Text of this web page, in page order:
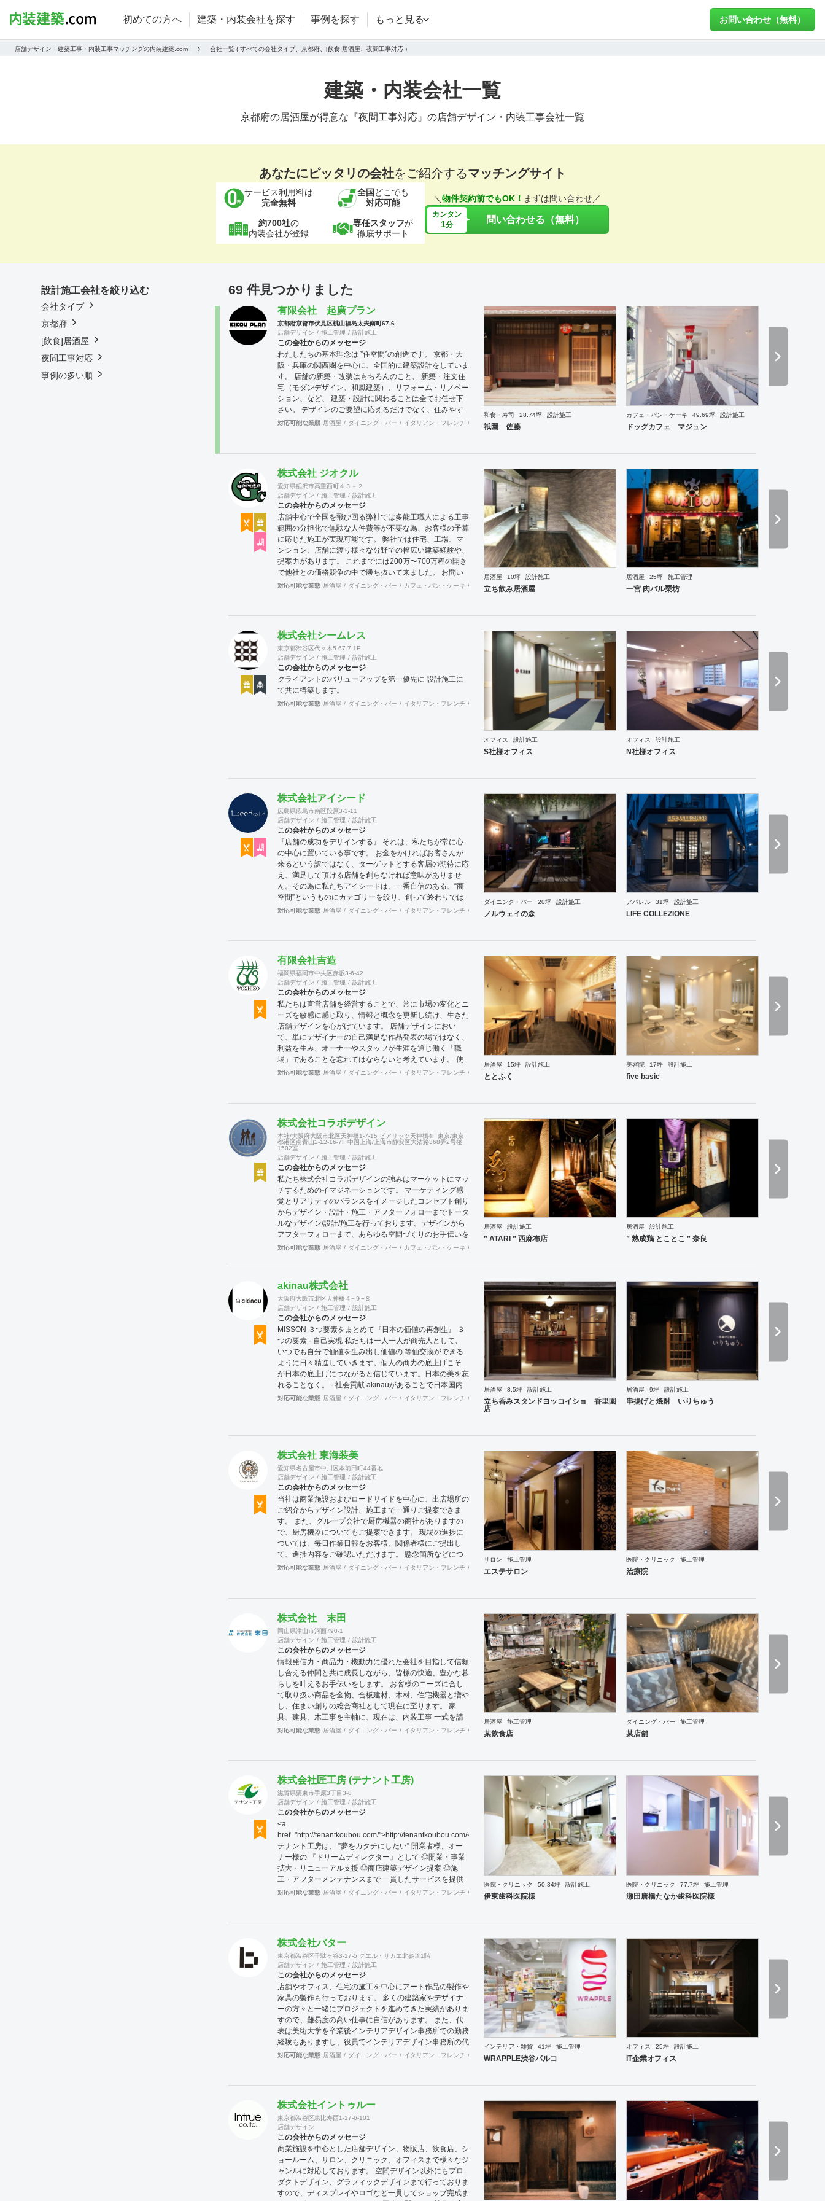
初めての方へ 建築・内装会社を探す 事例を探す もっと見る お問い合わせ（無料）
店舗デザイン・建築工事・内装工事マッチングの内装建築.com 会社一覧 ( すべての会社タイプ、京都府、[飲食]居酒屋、夜間工事対応 )
建築・内装会社一覧
京都府の居酒屋が得意な『夜間工事対応』の店舗デザイン・内装工事会社一覧
あなたにピッタリの会社をご紹介するマッチングサイト
サービス利用料は
完全無料
全国 どこでも
対応可能
約700社の
内装会社が登録
専任スタッフが
徹底サポート
＼ 物件契約前でもOK！ まずは問い合わせ／
カンタン
1分 問い合わせる（無料）
69 件見つかりました
有限会社 起廣プラン
京都府京都市伏見区桃山福島太夫南町67-6
店舗デザイン
施工管理 設計施工
この会社からのメッセージ
わたしたちの基本理念は ”住空間”の創造です。 京都・大
阪・兵庫の関西圏を中心に、全国的に建築設計をしていま
す。 店舗の新築・改装はもちろんのこと、 新築・注文住
宅（モダンデザイン、和風建築）、リフォーム・リノベー
ション、など、 建築・設計に関わることは全てお任せ下
さい。 デザインのご要望に応えるだけでなく、住みやす
さやコストも最大限こだわってご提案させて頂きます。
対応可能な業態 居酒屋 ダイニング・バー イタリアン・フレンチ カフェ・パン・ケーキ 和食・寿司 その他 美容院
和食・寿司 28.74坪 設計施工
祇園 佐藤
カフェ・パン・ケーキ 49.69坪 設計施工
ドッグカフェ マジュン
株式会社 ジオクル
愛知県稲沢市高重西町４３－２
店舗デザイン
施工管理 設計施工
この会社からのメッセージ
店舗中心で全国を飛び回る弊社では多能工職人による工事
範囲の分担化で無駄な人件費等が不要な為、お客様の予算
に応じた施工が実現可能です。 弊社では住宅、工場、マ
ンション、店舗に渡り様々な分野での幅広い建築経験や、
提案力があります。 これまでには200万〜700万程の開き
で他社との価格競争の中で勝ち抜いて来ました。 お問い
合わせは メール（tenperhide31@icloud.com）からも承
対応可能な業態 居酒屋 ダイニング・バー カフェ・パン・ケーキ 和食・寿司 焼肉・中華料理・韓国料理 イベントブース・ショールーム
居酒屋 10坪 設計施工
立ち飲み居酒屋
居酒屋 25坪 施工管理
一宮 肉バル栗坊
株式会社シームレス
東京都渋谷区代々木5-67-7 1F
店舗デザイン
施工管理 設計施工
この会社からのメッセージ
クライアントのバリューアップを第一優先に 設計施工に
て共に構築します。
対応可能な業態 居酒屋 ダイニング・バー イタリアン・フレンチ カフェ・パン・ケーキ ラーメン・そば・うどん 焼肉・中華料理・韓国料理 その他 オフィス
オフィス 設計施工
S社様オフィス
オフィス 設計施工
N社様オフィス
株式会社アイシード
広島県広島市南区段原3-3-11
店舗デザイン
施工管理 設計施工
この会社からのメッセージ
『店舗の成功をデザインする』 それは、私たちが常に心
の中心に置いている事です。 お金をかければお客さんが
来るという訳ではなく、ターゲットとする客層の期待に応
え、満足して頂ける店舗を創らなければ意味がありませ
ん。その為に私たちアイシードは、一番自信のある、“商
空間”というものにカテゴリーを絞り、創って終わりでは
なく、５年先、10年先を見据えながら、お客様のサクセ
対応可能な業態 居酒屋 ダイニング・バー イタリアン・フレンチ カフェ・パン・ケーキ 和食・寿司 焼肉・中華料理・韓国料理
ダイニング・バー 20坪 設計施工
ノルウェイの森
アパレル 31坪 設計施工
LIFE COLLEZIONE
有限会社吉造
福岡県福岡市中央区赤坂3-6-42
店舗デザイン
施工管理 設計施工
この会社からのメッセージ
私たちは直営店舗を経営することで、常に市場の変化とニ
ーズを敏感に感じ取り、情報と概念を更新し続け、生きた
店舗デザインを心がけています。 店舗デザインにおい
て、単にデザイナーの自己満足な作品発表の場ではなく、
利益を生み、オーナーやスタッフが生涯を通じ働く「職
場」であることを忘れてはならないと考えています。 使
いやすく、そして居心地がよく、時代の流れに左右されな
業をそなえており、テナント・出店地選びや資金調達から
ご相談ください。
対応可能な業態 居酒屋 ダイニング・バー イタリアン・フレンチ カフェ・パン・ケーキ 和食・寿司 焼肉・中華料理・韓国料理
居酒屋 15坪 設計施工
ととふく
美容院 17坪 設計施工
five basic
株式会社コラボデザイン
本社/大阪府大阪市北区天神橋1-7-15 ビアリッツ天神橋4F 東京/東京
都港区南青山2-12-16-7F 中国上海/上海市静安区大沽路368弄2号楼
1502室
店舗デザイン
施工管理 設計施工
この会社からのメッセージ
私たち株式会社コラボデザインの強みはマーケットにマッ
チするためのイマジネーションです。 マーケティング感
覚とリアリティのバランスをイメージしたコンセプト創り
からデザイン・設計・施工・アフターフォローまでトータ
ルなデザイン/設計/施工を行っております。デザインから
アフターフォローまで、あらゆる空間づくりのお手伝いを
全国規模で実施できます。上海にもオフィスがございます
対応可能な業態 居酒屋 ダイニング・バー カフェ・パン・ケーキ
居酒屋 設計施工
” ATARI ” 西麻布店
居酒屋 設計施工
” 熟成鶏 とことこ ” 奈良
akinau株式会社
大阪府大阪市北区天神橋４−９−８
店舗デザイン
施工管理 設計施工
この会社からのメッセージ
MISSON ３つ要素をまとめて『日本の価値の再創生』 ３
つの要素 · 自己実現 私たちは一人一人が商売人として、
いつでも自分で価値を生み出し価値の 等価交換ができる
ように日々精進していきます。個人の商力の底上げこそ
が日本の底上げにつながると信じています。日本の美を忘
れることなく。 · 社会貢献 akinauがあることで日本国内
の価値を拡充します。そして世界に誇れる 国として日本
並行して売り上げも追求します。理由は自社だけでなくそ
れに関係する 全ての会社や人々にも売り上げをつくるこ
とでお金というものをめぐる ように行動します。 社会に
たくされた使命 今の日本は世界的にも元気がない。これ
は自分本意に人生をまっとうできない人たちが多く存在す
るからであると想像できる。今社会で必要とされる人材、
主体性をもって自身の考えで行動できる。夢を大きく持っ
て日々の鍛錬を怠らない。人を育て明るい未来の日本をつ
くりだす。 VISSON 『商うをおもしろく。』 誰に? 自分
のもっている素質、他にはできないこと、その本質をみつ
気づいていないあなたに送る。 何を? 誰しもその人しか
にできるのだから。 どうやって? akinauは人生100年100
事業を掲げて100年続くような商いを生み出し続けてい
く。そのヒントは社内だけではなく関係する全ての人と考
えて創り出す。そのためにakinautalkなど会話のなかから
発生するおもしろアイデアを尊重し、実行しつづけてい
く。 コンセプト ビジョンと顧客が身近に感じれるよう
に
対応可能な業態 居酒屋 ダイニング・バー イタリアン・フレンチ カフェ・パン・ケーキ ラーメン・そば・うどん 和食・寿司 焼肉・中華料理・韓国料理
居酒屋 8.5坪 設計施工
立ち呑みスタンドヨッコイショ 香里園
店
居酒屋 9坪 設計施工
串揚げと焼酎 いりちゅう
株式会社 東海装美
愛知県名古屋市中川区本前田町44番地
店舗デザイン
施工管理 設計施工
この会社からのメッセージ
当社は商業施設およびロードサイドを中心に、出店場所の
ご紹介からデザイン設計、施工まで一通りご提案できま
す。 また、グループ会社で厨房機器の商社がありますの
で、厨房機器についてもご提案できます。 現場の進捗に
ついては、毎日作業日報をお客様、関係者様にご提出し
て、進捗内容をご確認いただけます。 懸念箇所などにつ
いてもスピーディーに確認、修正できます。 店舗内装の
リースなど何でもご相談ください。
対応可能な業態 居酒屋 ダイニング・バー イタリアン・フレンチ カフェ・パン・ケーキ 和食・寿司
サロン 施工管理
エステサロン
医院・クリニック 施工管理
治療院
株式会社 末田
岡山県津山市河面790-1
店舗デザイン
施工管理 設計施工
この会社からのメッセージ
情報発信力・商品力・機動力に優れた会社を目指して信頼
し合える仲間と共に成長しながら、皆様の快適、豊かな暮
らしを叶えるお手伝いをします。 お客様のニーズに合し
て取り扱い商品を金物、合板建材、木材、住宅機器と増や
し、住まい創りの総合商社として現在に至ります。 家
具、建具、木工事を主軸に、現在は、内装工事 一式を請
負、お仕事させて頂いております。 お客様に接するとき
住空間の創出の実現に向け、積極的行動、目標と達成、社
底上げ、活性化に努め成長していきたいと思います。
対応可能な業態 居酒屋 ダイニング・バー イタリアン・フレンチ ラーメン・そば・うどん アパレル インテリア・雑貨
居酒屋 施工管理
某飲食店
ダイニング・バー 施工管理
某店舗
株式会社匠工房 (テナント工房)
滋賀県栗東市手原3丁目3-8
店舗デザイン
施工管理 設計施工
この会社からのメッセージ
<a
href="http://tenantkoubou.com/">http://tenantkoubou.com/</a>
テナント工房は、 ”夢をカタチにしたい” 開業者様、オー
ナー様の 『ドリームディレクター』として ◎開業・事業
拡大・リニューアル支援 ◎商店建築デザイン提案 ◎施
工・アフターメンテナンスまで 一貫したサービスを提供
しています。 現実的な経営対策が出来るのは 、 ワンスト
理由 ◎ローコスト ・・費用のスリム化を行い、 適正
おける専門業者体制の構築で、 スピーディーな対応
ができる。 ◎ワンストップ ・・物件選定・事業資金提
案・デザイン設計・施工を 一括して請負います。
対応可能な業態 居酒屋 ダイニング・バー イタリアン・フレンチ カフェ・パン・ケーキ 和食・寿司 焼肉・中華料理・韓国料理
医院・クリニック 50.34坪 設計施工
伊東歯科医院様
医院・クリニック 77.7坪 施工管理
瀬田唐橋たなか歯科医院様
株式会社バター
東京都渋谷区千駄ヶ谷3-17-5 グエル・サカエ北参道1階
店舗デザイン
施工管理 設計施工
この会社からのメッセージ
店舗やオフィス、住宅の施工を中心にアート作品の製作や
家具の製作も行っております。 多くの建築家やデザイナ
ーの方々と一緒にプロジェクトを進めてきた実績がありま
すので、難易度の高い仕事に自信があります。 また、代
表は美術大学を卒業後インテリアデザイン事務所での勤務
経験もありますし、役員でインテリアデザイン事務所の代
表を務めている者もおり、社内に4名のデザイナーを有し
すので、社内で5名と専属の外注監理1名の6名で物件規模
人を抱えており、内装工事において大きなボリュームを締
める木工家具の製作には質、量ともに自信を持っておりま
す。 その他、自社で飲食店を経営しており業態の開発や
レシピ提供、仕入先のコーディネート、人材教育なども行
っており設計や施工だけにとらわれない様々な引き合いが
あります。 大手企業の新業態開発の際の社外プロジェク
トメンバーとしてノウハウ提供などの実績もあります。
対応可能な業態 居酒屋 ダイニング・バー イタリアン・フレンチ カフェ・パン・ケーキ ラーメン・そば・うどん 和食・寿司 焼肉・中華料理・韓国料理
インテリア・雑貨 41坪 施工管理
WRAPPLE渋谷パルコ
オフィス 25坪 設計施工
IT企業オフィス
株式会社イントゥルー
東京都渋谷区恵比寿西1-17-6-101
店舗デザイン
この会社からのメッセージ
商業施設を中心とした店舗デザイン、物販店、飲食店、シ
ョールーム、サロン、クリニック、オフィスまで様々なジ
ャンルに対応しております。 空間デザイン以外にもプロ
ダクトデザイン、グラフィックデザインまで行っておりま
すので、ディスプレイやロゴなど一貫してショップ完成ま
設計施工会社を絞り込む
会社タイプ
京都府
[飲食]居酒屋
夜間工事対応
事例の多い順